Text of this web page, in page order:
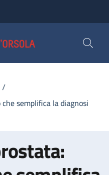
/
semplifica la diagnosi